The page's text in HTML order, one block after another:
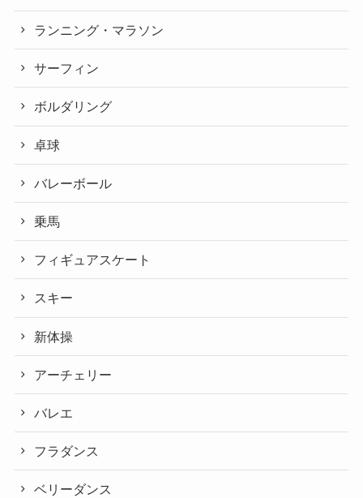
ランニング・マラソン
サーフィン
ボルダリング
卓球
バレーボール
乗馬
フィギュアスケート
スキー
新体操
アーチェリー
バレエ
フラダンス
ベリーダンス